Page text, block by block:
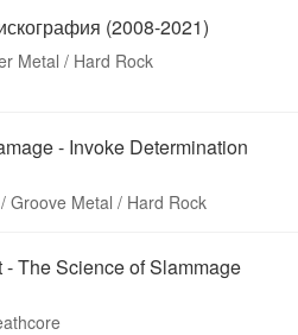
(2008-2021)
Metal / Hard Rock
- Invoke Determination
Groove Metal / Hard Rock
The Science of Slammage